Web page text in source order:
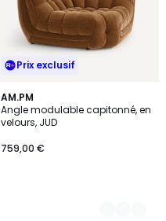
Prix exclusif
AM.PM
Angle modulable capitonné, en
velours, JUD
759,00 €
4
Couleurs